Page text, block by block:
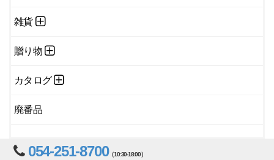
雑貨
贈り物
カタログ
廃番品
054-251-8700（10:30-18:00）